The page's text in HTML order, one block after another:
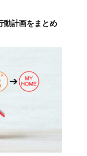
動計画をまとめ